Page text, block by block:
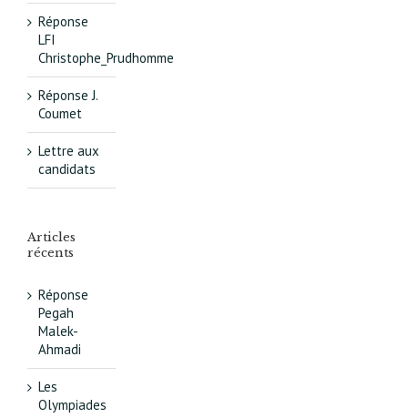
Réponse
LFI
Christophe_Prudhomme
Réponse J.
Coumet
Lettre aux
candidats
Articles
récents
Réponse
Pegah
Malek-
Ahmadi
Les
Olympiades